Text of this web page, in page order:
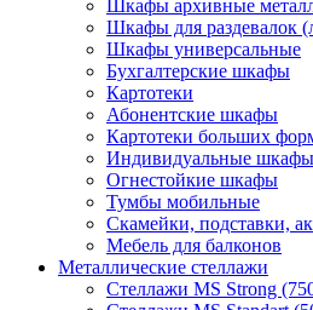
Шкафы архивные
Шкафы для раздевалок
Шкафы универсальные
Бухгалтерские шкафы
Картотеки
Абонентские шкафы
Картотеки больших
Индивидуальные шкафы
Огнестойкие шкафы
Тумбы мобильные
Скамейки, подставки,
Мебель для балконов
Металлические стеллажи
Стеллажи MS Strong